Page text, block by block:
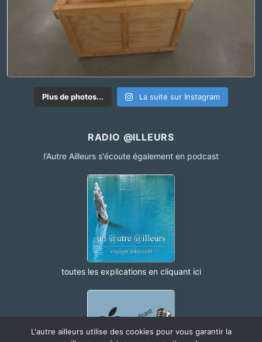
Plus de photos... La suite sur Instagram
RADIO @ILLEURS
l'Autre Ailleurs s'écoute également en podcast
toutes les explications en cliquant ici
L'autre ailleurs utilise des cookies pour vous garantir la